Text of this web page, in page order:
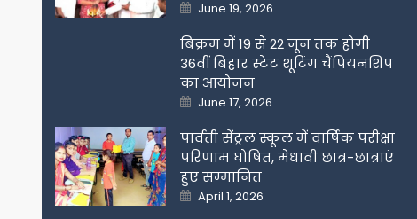
Posted
on
June 19, 2026
बिक्रम में 19 से 22 जून तक होगी
36वीं बिहार स्टेट शूटिंग चैंपियनशिप
का आयोजन
Posted
on
June 17, 2026
पार्वती सेंट्रल स्कूल में वार्षिक परीक्षा
परिणाम घोषित, मेधावी छात्र-छात्राएं
हुए सम्मानित
Posted
on
April 1, 2026